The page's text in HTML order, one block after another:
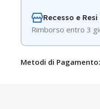
Recesso e
Rimborso entro 3
Metodi di Pagamento: